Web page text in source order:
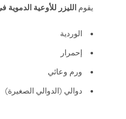
يقوم الليزر للأوعية الدموية
الوردية
إحمرار
ورم وعائي
دوالي (الدوالي الصغيرة)